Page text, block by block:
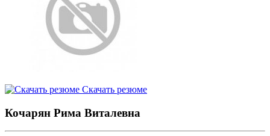
Скачать резюме
Кочарян Рима Виталевна